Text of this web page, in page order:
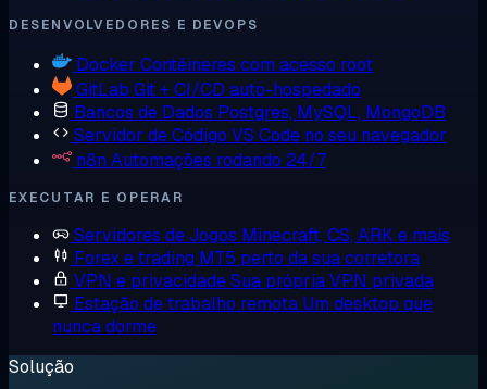
DESENVOLVEDORES E DEVOPS
Docker Contêineres com acesso root
GitLab Git + CI/CD auto-hospedado
Bancos de Dados Postgres, MySQL, MongoDB
Servidor de Código VS Code no seu navegador
n8n Automações rodando 24/7
EXECUTAR E OPERAR
Servidores de Jogos Minecraft, CS, ARK e mais
Forex e trading MT5 perto da sua corretora
VPN e privacidadeSua própria VPN privada
Estação de trabalho remota Um desktop que
nunca dorme
Solução